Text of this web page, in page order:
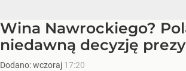
Wina Nawrockiego?
niedawną decyzję
Dodano:wczoraj 17:20